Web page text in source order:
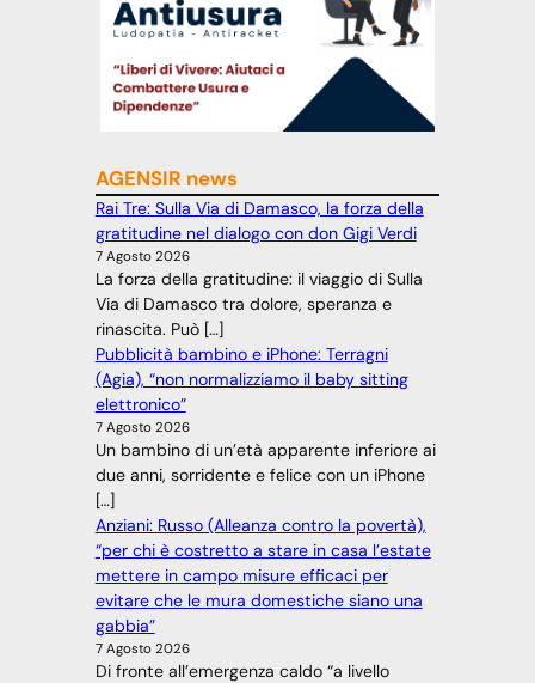
AGENSIR news
Rai Tre: Sulla Via di Damasco, la forza della
gratitudine nel dialogo con don Gigi Verdi
7 Agosto 2026
La forza della gratitudine: il viaggio di Sulla
Via di Damasco tra dolore, speranza e
rinascita. Può […]
Pubblicità bambino e iPhone: Terragni
(Agia), “non normalizziamo il baby sitting
elettronico”
7 Agosto 2026
Un bambino di un’età apparente inferiore ai
due anni, sorridente e felice con un iPhone
[…]
Anziani: Russo (Alleanza contro la povertà),
“per chi è costretto a stare in casa l’estate
mettere in campo misure efficaci per
evitare che le mura domestiche siano una
gabbia”
7 Agosto 2026
Di fronte all’emergenza caldo “a livello